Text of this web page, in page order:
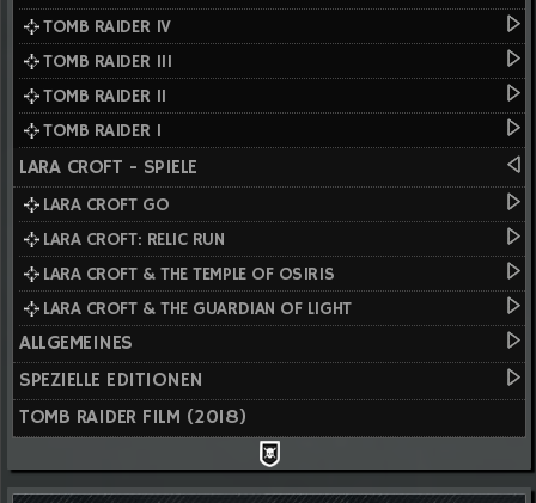
TOMB RAIDER IV
TOMB RAIDER III
TOMB RAIDER II
TOMB RAIDER I
LARA CROFT - SPIELE
LARA CROFT GO
LARA CROFT: RELIC RUN
LARA CROFT & THE TEMPLE OF OSIRIS
LARA CROFT & THE GUARDIAN OF LIGHT
ALLGEMEINES
SPEZIELLE EDITIONEN
TOMB RAIDER FILM (2018)